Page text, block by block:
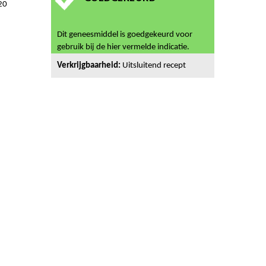
Dit geneesmiddel is goedgekeurd voor
gebruik bij de hier vermelde indicatie.
Verkrijgbaarheid: Uitsluitend recept